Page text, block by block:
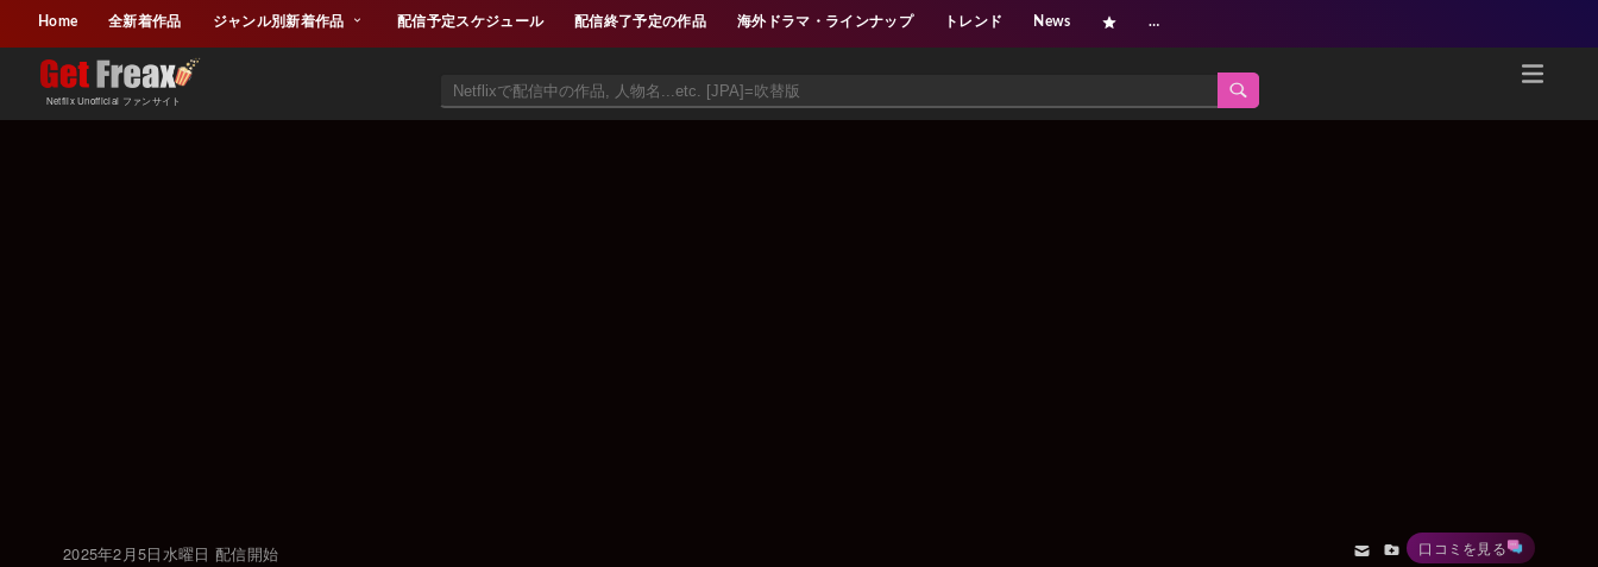
Home 全新着作品 ジャンル別新着作品 配信予定スケジュール 配信終了予定の作品 海外ドラマ・ラインナップ トレンド News …
Netflix Unofficial ファンサイト
Netflix新着作品
アジア映画
2025年2月5日水曜日 配信開始 口コミを見る